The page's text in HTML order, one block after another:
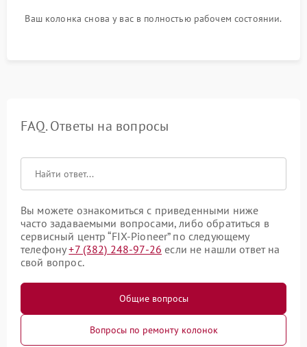
Ваш колонка снова у вас в полностью рабочем состоянии.
FAQ. Ответы на вопросы
Вы можете ознакомиться с приведенными ниже
часто задаваемыми вопросами, либо обратиться в
сервисный центр “FIX-Pioneer” по следующему
телефону+7 (382) 248-97-26 если не нашли ответ на
свой вопрос.
Общие вопросы
Вопросы по ремонту колонок